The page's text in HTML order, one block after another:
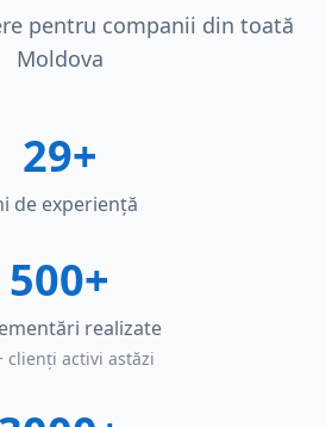
pentru companii din toată
Moldova
29+
de experiență
500+
realizate
clienți activi astăzi